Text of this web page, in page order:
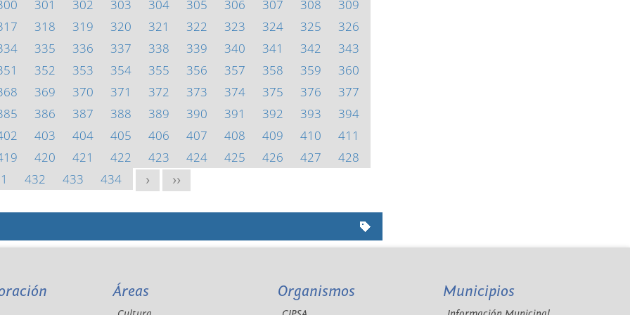
301 302 303 304 305 306 307 308
309
318 319 320 321 322 323 324 325
326
335 336 337 338 339 340 341 342
343
352 353 354 355 356 357 358 359
360
369 370 371 372 373 374 375 376
377
386 387 388 389 390 391 392 393
394
403 404 405 406 407 408 409 410
411
420 421 422 423 424 425 426 427
428
432 433 434 > >>
Áreas Organismos Municipios